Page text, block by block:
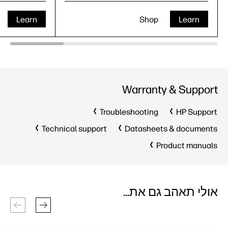
Learn Learn
Shop
Warranty & Support
HP Support
Troubleshooting
Datasheets & documents
Technical support
Product manuals
אולי תאהב גם את...